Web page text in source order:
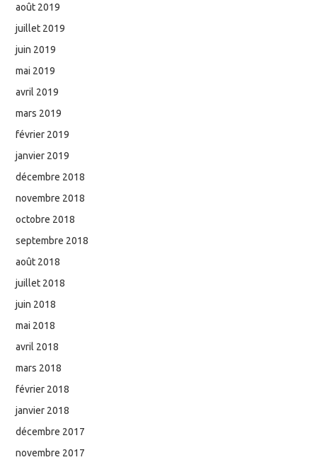
août 2019
juillet 2019
juin 2019
mai 2019
avril 2019
mars 2019
février 2019
janvier 2019
décembre 2018
novembre 2018
octobre 2018
septembre 2018
août 2018
juillet 2018
juin 2018
mai 2018
avril 2018
mars 2018
février 2018
janvier 2018
décembre 2017
novembre 2017